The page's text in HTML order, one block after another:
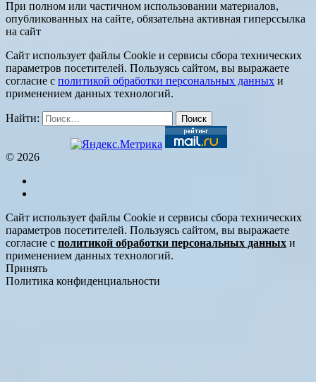
При полном или частичном использовании материалов,
опубликованных на сайте, обязательна активная гиперссылка
на сайт
Сайт использует файлы Cookie и сервисы сбора технических
параметров посетителей. Пользуясь сайтом, вы выражаете
согласие с политикой обработки персональных данных и
применением данных технологий.
Найти:
© 2026
Сайт использует файлы Cookie и сервисы сбора технических
параметров посетителей. Пользуясь сайтом, вы выражаете
согласие с политикой обработки персональных данных и
применением данных технологий.
Принять
Политика конфиденциальности